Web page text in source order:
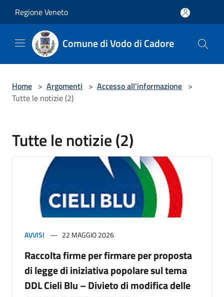
Regione Veneto
Comune di Vodo di Cadore
Home > Argomenti > Accesso all'informazione >
Tutte le notizie (2)
Tutte le notizie (2)
AVVISI 22 MAGGIO 2026
Raccolta firme per firmare per proposta
di legge di iniziativa popolare sul tema
DDL Cieli Blu – Divieto di modifica delle